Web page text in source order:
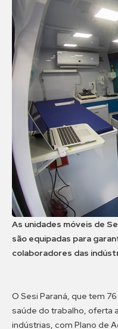
As unidades móveis de
são equipadas para
colaboradores das
O Sesi Paraná, que tem
saúde do trabalho, oferta
indústrias, com Plano de